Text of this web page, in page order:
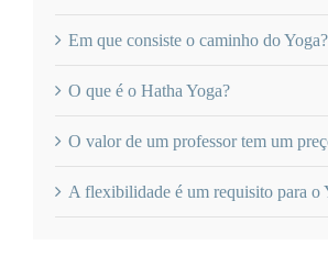
Em que consiste o caminho do Yoga?
O que é o Hatha Yoga?
O valor de um professor tem um
A flexibilidade é um requisito para o